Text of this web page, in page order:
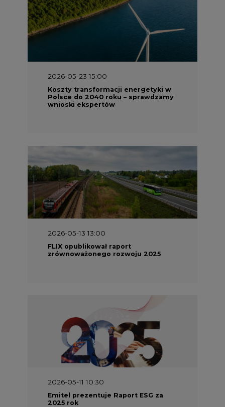
2026-05-23 15:00
Koszty transformacji energetyki w
Polsce do 2040 roku – sprawdzamy
wnioski ekspertów
2026-05-13 13:00
FLIX opublikował raport
zrównoważonego rozwoju 2025
2026-05-11 10:30
Emitel prezentuje Raport ESG za
2025 rok